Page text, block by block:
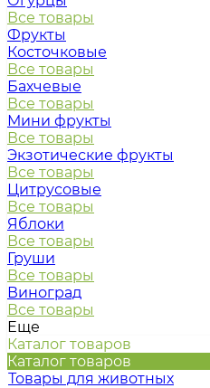
Все товары
Фрукты
Косточковые
Все товары
Бахчевые
Все товары
Мини фрукты
Все товары
Экзотические фрукты
Все товары
Цитрусовые
Все товары
Яблоки
Все товары
Груши
Все товары
Виноград
Все товары
Еще
Каталог товаров
Каталог товаров
Товары для животных